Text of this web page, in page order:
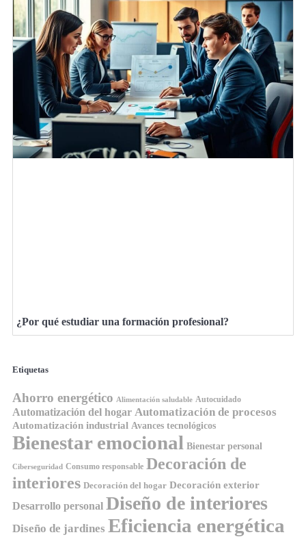
¿Por qué estudiar una formación profesional?
Etiquetas
Ahorro energético Alimentación saludable Autocuidado
Automatización del hogar Automatización de procesos
Automatización industrial Avances tecnológicos
Bienestar emocional Bienestar personal
Ciberseguridad Consumo responsable Decoración de
interiores Decoración del hogar Decoración exterior
Desarrollo personal Diseño de interiores
Diseño de jardines Eficiencia energética